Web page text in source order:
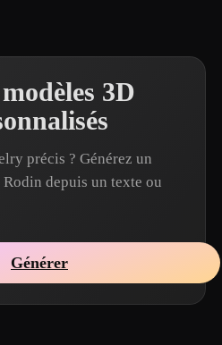
3D
précis ? Générez un
depuis un texte ou
Générer